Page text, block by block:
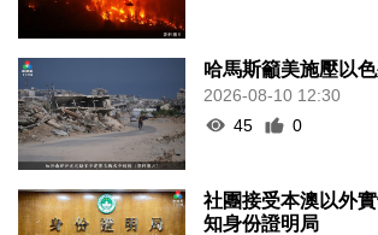
哈馬斯籲美施壓以
2026-08-10 12:30
45
0
社團接受本澳以外
知身份證明局